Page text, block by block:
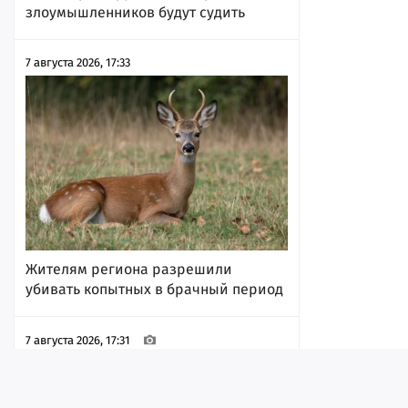
злоумышленников будут судить
7 августа 2026, 17:33
Жителям региона разрешили
убивать копытных в брачный период
7 августа 2026, 17:31